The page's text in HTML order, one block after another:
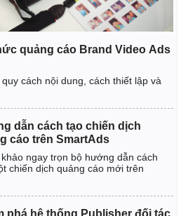
Thị trường
Tiêu dùng
Chứng khoán
quảng cáo Brand Video Ads
cách nội dung, cách thiết lập và
dẫn cách tạo chiến dịch
cáo trên SmartAds
ngay trọn bộ hướng dẫn cách
chiến dịch quảng cáo mới trên
phá hệ thống Publisher đối tác